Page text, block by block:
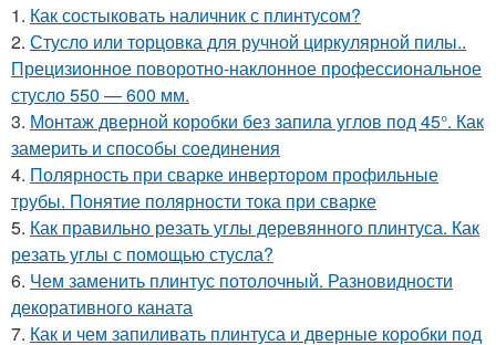
1. Как состыковать наличник с плинтусом?
2. Стусло или торцовка для ручной циркулярной пилы..
Прецизионное поворотно-наклонное профессиональное
стусло 550 — 600 мм.
3. Монтаж дверной коробки без запила углов под 45°. Как
замерить и способы соединения
4. Полярность при сварке инвертором профильные
трубы. Понятие полярности тока при сварке
5. Как правильно резать углы деревянного плинтуса. Как
резать углы с помощью стусла?
6. Чем заменить плинтус потолочный. Разновидности
декоративного каната
7. Как и чем запиливать плинтуса и дверные коробки под